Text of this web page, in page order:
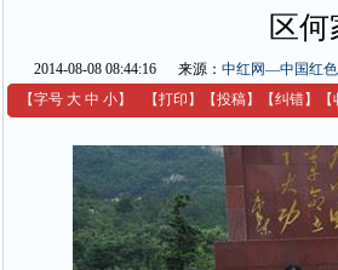
区何
2014-08-08 08:44:16 来源： 中红网—中国红色
【字号 大 中 小】 【打印 】 【投稿】 【纠错】